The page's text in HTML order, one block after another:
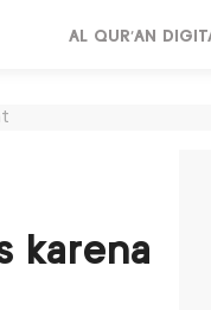
AL QUR'AN
karena